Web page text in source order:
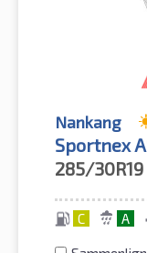
Nankang
Sportnex
285/30R19
C A